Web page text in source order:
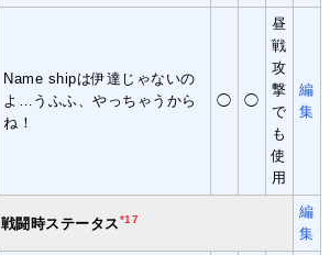
Name shipは伊達じゃないの
よ…うふふ、やっちゃうから
ね！
◯ ◯
昼
戦
攻
撃
で
も
使
用
編
集
戦闘時ステータス*17
編
集